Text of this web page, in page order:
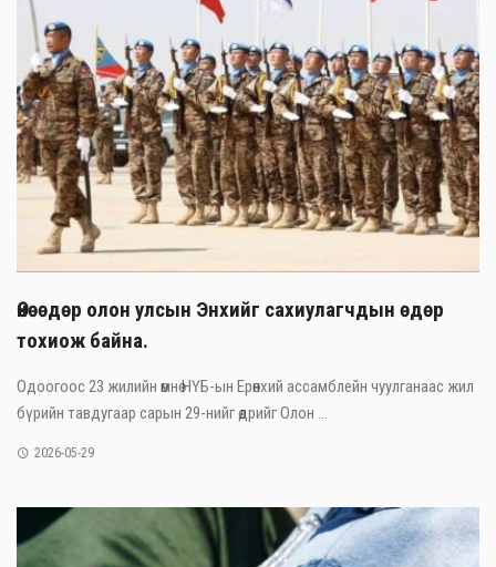
Өнөөдөр олон улсын Энхийг сахиулагчдын өдөр
тохиож байна.
Одоогоос 23 жилийн өмнө НҮБ-ын Ерөнхий ассамблейн чуулганаас жил
бүрийн тавдугаар сарын 29-нийг өдрийг Олон ...
2026-05-29